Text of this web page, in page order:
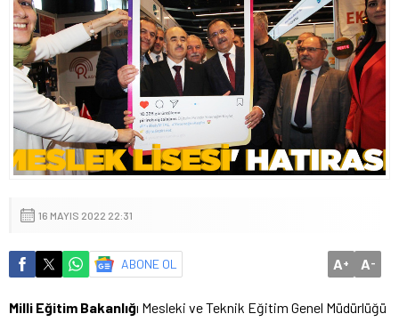
16 MAYIS 2022 22:31
ABONE OL A+ A-
Milli Eğitim Bakanlığı Mesleki ve Teknik Eğitim Genel Müdürlüğü